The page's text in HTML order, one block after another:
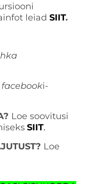
leiad SIIT.
facebooki-
Loe soovitusi
SIIT.
Loe